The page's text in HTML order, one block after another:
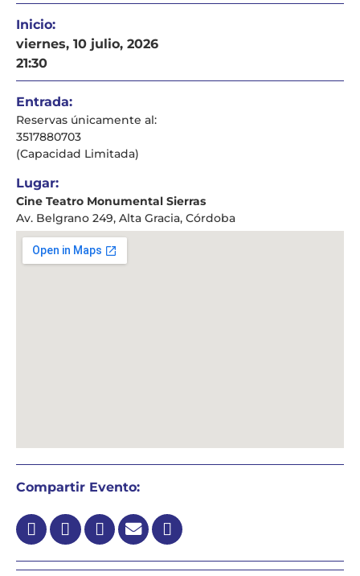
Inicio:
viernes, 10 julio, 2026
21:30
Entrada:
Reservas únicamente al:
3517880703
(Capacidad Limitada)
Lugar:
Cine Teatro Monumental Sierras
Av. Belgrano 249, Alta Gracia, Córdoba
Compartir Evento: